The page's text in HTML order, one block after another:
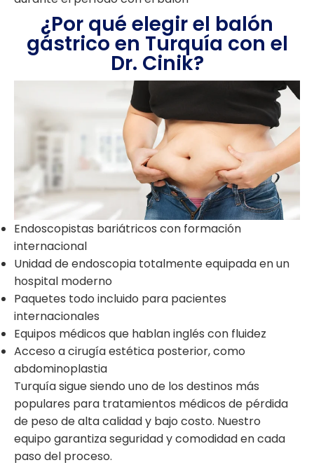
¿Por qué elegir el balón
gástrico en Turquía con el
Dr. Cinik?
Endoscopistas bariátricos con formación
internacional
Unidad de endoscopia totalmente equipada en un
hospital moderno
Paquetes todo incluido para pacientes
internacionales
Equipos médicos que hablan inglés con fluidez
Acceso a cirugía estética posterior, como
abdominoplastia
Turquía sigue siendo uno de los destinos más
populares para tratamientos médicos de pérdida
de peso de alta calidad y bajo costo. Nuestro
equipo garantiza seguridad y comodidad en cada
paso del proceso.